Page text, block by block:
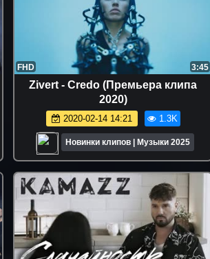
FHD 3:45
Zivert - Credo (Премьера клипа
2020)
2020-02-14 14:21 1.3K
Новинки клипов | Музыки 2025